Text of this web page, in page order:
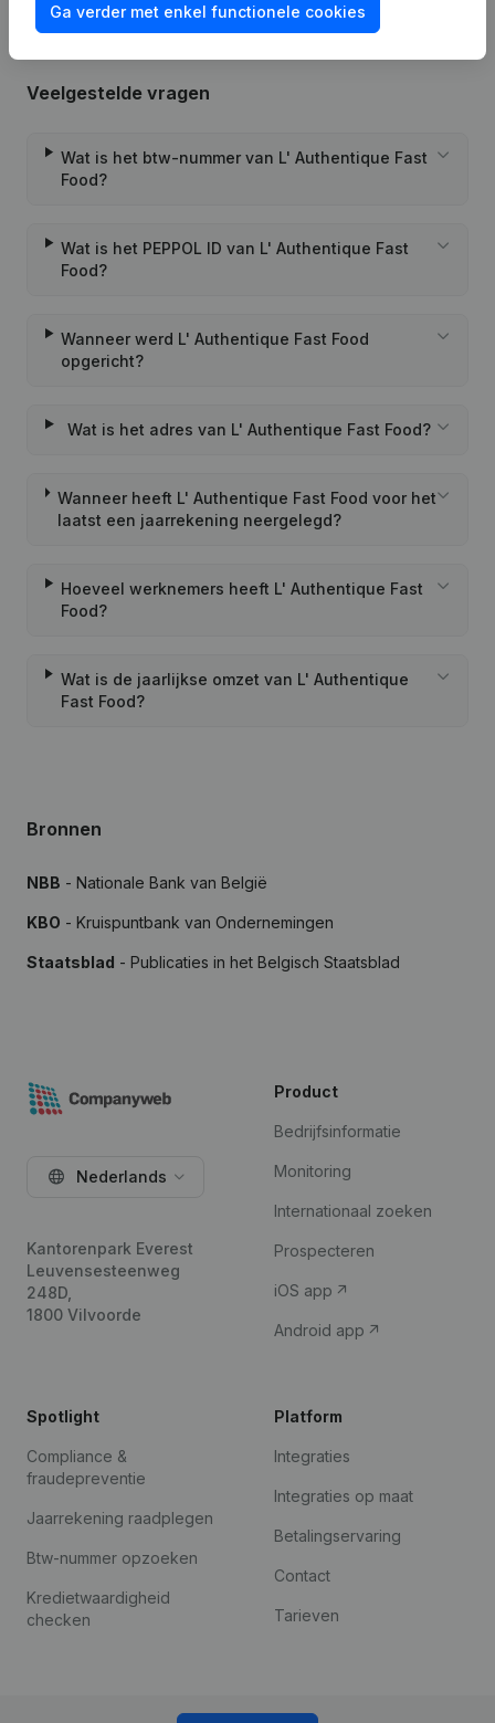
Veelgestelde vragen
Wat is het btw-nummer van L' Authentique Fast
Food?
Wat is het PEPPOL ID van L' Authentique Fast
Food?
Wanneer werd L' Authentique Fast Food
opgericht?
Wat is het adres van L' Authentique Fast Food?
Wanneer heeft L' Authentique Fast Food voor het
laatst een jaarrekening neergelegd?
Hoeveel werknemers heeft L' Authentique Fast
Food?
Wat is de jaarlijkse omzet van L' Authentique
Fast Food?
Bronnen
NBB - Nationale Bank van België
KBO - Kruispuntbank van Ondernemingen
Staatsblad - Publicaties in het Belgisch Staatsblad
Ga verder met enkel functionele cookies
Nederlands
Kantorenpark Everest
Leuvensesteenweg
248D,
1800 Vilvoorde
Product
Bedrijfsinformatie
Monitoring
Internationaal zoeken
Prospecteren
iOS app
Android app
Spotlight
Compliance &
fraudepreventie
Jaarrekening raadplegen
Btw-nummer opzoeken
Kredietwaardigheid
checken
Platform
Integraties
Integraties op maat
Betalingservaring
Contact
Tarieven